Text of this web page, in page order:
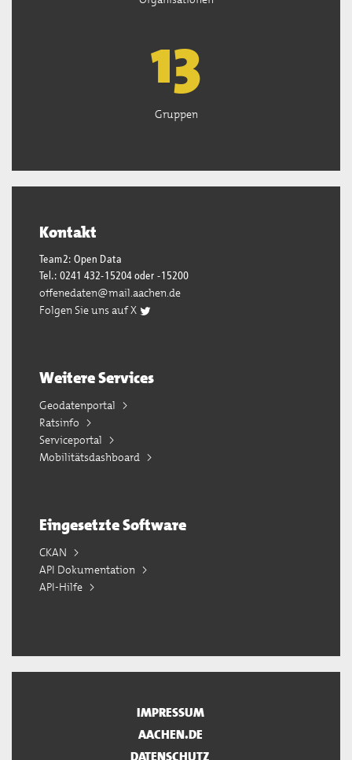
13
Gruppen
Kontakt
Team2: Open Data
Tel.: 0241 432-15204 oder -15200
offenedaten@mail.aachen.de
Folgen Sie uns auf X
Weitere Services
Geodatenportal
Ratsinfo
Serviceportal
Mobilitätsdashboard
Eingesetzte Software
CKAN
API Dokumentation
API-Hilfe
IMPRESSUM
AACHEN.DE
DATENSCHUTZ